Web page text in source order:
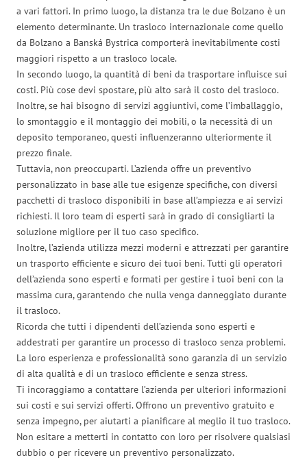
a vari fattori. In primo luogo, la distanza tra le due Bolzano è un
elemento determinante. Un trasloco internazionale come quello
da Bolzano a Banská Bystrica comporterà inevitabilmente costi
maggiori rispetto a un trasloco locale.
In secondo luogo, la quantità di beni da trasportare influisce sui
costi. Più cose devi spostare, più alto sarà il costo del trasloco.
Inoltre, se hai bisogno di servizi aggiuntivi, come l’imballaggio,
lo smontaggio e il montaggio dei mobili, o la necessità di un
deposito temporaneo, questi influenzeranno ulteriormente il
prezzo finale.
Tuttavia, non preoccuparti. L’azienda offre un preventivo
personalizzato in base alle tue esigenze specifiche, con diversi
pacchetti di trasloco disponibili in base all’ampiezza e ai servizi
richiesti. Il loro team di esperti sarà in grado di consigliarti la
soluzione migliore per il tuo caso specifico.
Inoltre, l’azienda utilizza mezzi moderni e attrezzati per garantire
un trasporto efficiente e sicuro dei tuoi beni. Tutti gli operatori
dell’azienda sono esperti e formati per gestire i tuoi beni con la
massima cura, garantendo che nulla venga danneggiato durante
il trasloco.
Ricorda che tutti i dipendenti dell’azienda sono esperti e
addestrati per garantire un processo di trasloco senza problemi.
La loro esperienza e professionalità sono garanzia di un servizio
di alta qualità e di un trasloco efficiente e senza stress.
Ti incoraggiamo a contattare l’azienda per ulteriori informazioni
sui costi e sui servizi offerti. Offrono un preventivo gratuito e
senza impegno, per aiutarti a pianificare al meglio il tuo trasloco.
Non esitare a metterti in contatto con loro per risolvere qualsiasi
dubbio o per ricevere un preventivo personalizzato.